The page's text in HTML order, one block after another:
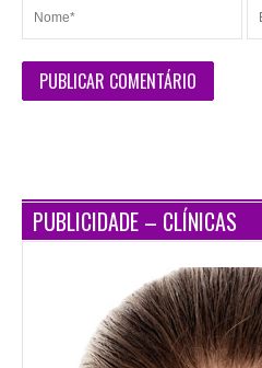
PUBLICIDADE – CLÍNICAS